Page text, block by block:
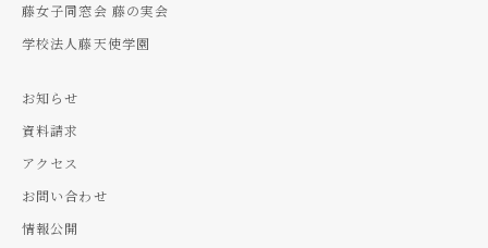
藤女子同窓会 藤の実会
学校法人藤天使学園
お知らせ
資料請求
アクセス
お問い合わせ
情報公開